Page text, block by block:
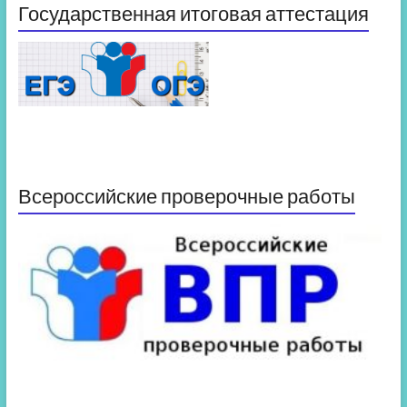
Государственная итоговая аттестация
Всероссийские проверочные работы